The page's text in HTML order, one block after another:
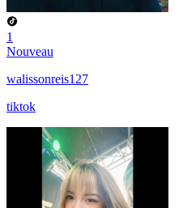
1
Nouveau
walissonreis127
tiktok